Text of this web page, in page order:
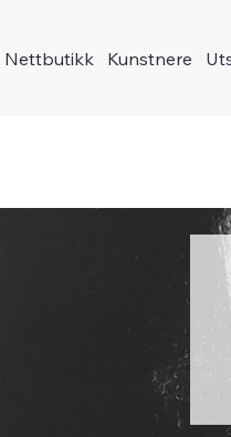
Nettbutikk Kunstnere